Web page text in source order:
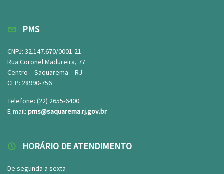
PMS
CNPJ: 32.147.670/0001-21
Rua Coronel Madureira, 77
Centro – Saquarema – RJ
CEP: 28990-756
Telefone: (22) 2655-6400
E-mail: pms@saquarema.rj.gov.br
HORÁRIO DE ATENDIMENTO
De segunda a sexta